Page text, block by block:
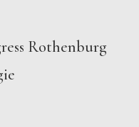
Rothenburg